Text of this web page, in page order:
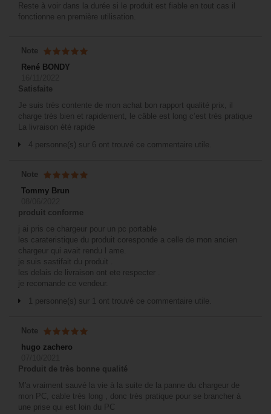
Reste à voir dans la durée si le produit est fiable en tout cas il
fonctionne en première utilisation.
Note
René BONDY
Satisfaite
Je suis très contente de mon achat bon rapport qualité prix, il
charge très bien et rapidement, le câble est long c’est très pratique
La livraison été rapide
4 personne(s) sur 6 ont trouvé ce commentaire utile.
Note
Tommy Brun
produit conforme
j ai pris ce chargeur pour un pc portable
les carateristique du produit coresponde a celle de mon ancien
chargeur qui avait rendu l ame.
je suis sastifait du produit .
les delais de livraison ont ete respecter .
je recomande ce vendeur.
1 personne(s) sur 1 ont trouvé ce commentaire utile.
Note
hugo zachero
Produit de très bonne qualité
M'a vraiment sauvé la vie à la suite de la panne du chargeur de
mon PC, cable trés long , donc très pratique pour se brancher à
une prise qui est loin du PC